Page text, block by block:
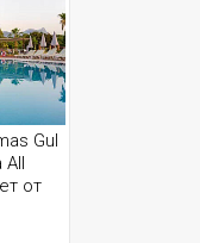
Gul
All
от